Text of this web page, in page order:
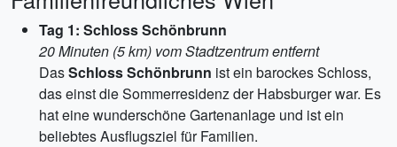
Tag 1: Schloss Schönbrunn
20 Minuten (5 km) vom Stadtzentrum entfernt
DasSchloss Schönbrunn ist ein barockes Schloss,
das einst die Sommerresidenz der Habsburger war. Es
hat eine wunderschöne Gartenanlage und ist ein
beliebtes Ausflugsziel für Familien.